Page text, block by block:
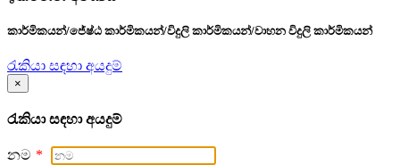
කාර්මිකයන්/ජේෂ්ඨ කාර්මිකයන්/විදුලි කාර්මිකයන්/වාහන විදුලි කාර්මිකයන්
රැකියා සඳහා අයදුම්
×
රැකියා සඳහා අයදුම්
නම